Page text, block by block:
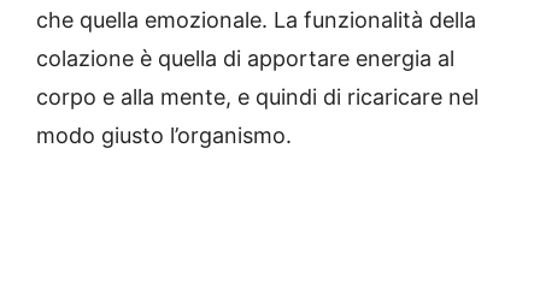
che quella emozionale. La funzionalità della
colazione è quella di apportare energia al
corpo e alla mente, e quindi di ricaricare nel
modo giusto l’organismo.